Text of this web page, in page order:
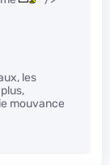
les
mouvance